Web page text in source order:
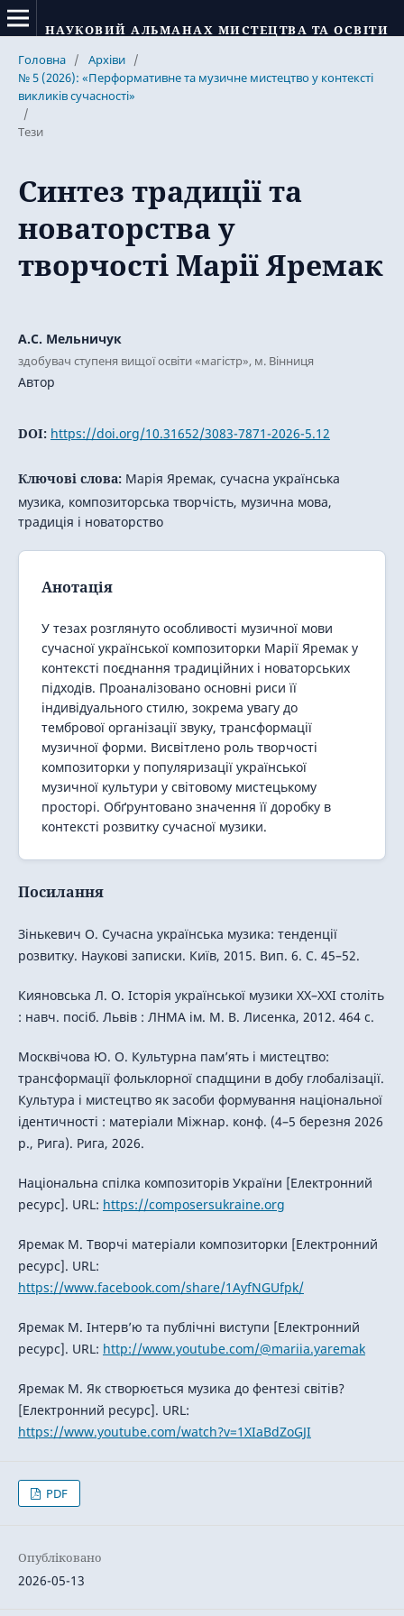
НАУКОВИЙ АЛЬМАНАХ МИСТЕЦТВА ТА ОСВІТИ
Головна / Архіви /
№ 5 (2026): «Перформативне та музичне мистецтво у контексті
викликів сучасності»
/
Тези
Синтез традиції та
новаторства у
творчості Марії Яремак
А.С. Мельничук
здобувач ступеня вищої освіти «магістр», м. Вінниця
Автор
DOI: https://doi.org/10.31652/3083-7871-2026-5.12
Ключові слова: Марія Яремак, сучасна українська
музика, композиторська творчість, музична мова,
традиція і новаторство
Анотація
У тезах розглянуто особливості музичної мови
сучасної української композиторки Марії Яремак у
контексті поєднання традиційних і новаторських
підходів. Проаналізовано основні риси її
індивідуального стилю, зокрема увагу до
тембрової організації звуку, трансформації
музичної форми. Висвітлено роль творчості
композиторки у популяризації української
музичної культури у світовому мистецькому
просторі. Обґрунтовано значення її доробку в
контексті розвитку сучасної музики.
Посилання
Зінькевич О. Сучасна українська музика: тенденції
розвитку. Наукові записки. Київ, 2015. Вип. 6. С. 45–52.
Кияновська Л. О. Історія української музики XX–XXI століть
: навч. посіб. Львів : ЛНМА ім. М. В. Лисенка, 2012. 464 с.
Москвічова Ю. О. Культурна пам’ять і мистецтво:
трансформації фольклорної спадщини в добу глобалізації.
Культура і мистецтво як засоби формування національної
ідентичності : матеріали Міжнар. конф. (4–5 березня 2026
р., Рига). Рига, 2026.
Національна спілка композиторів України [Електронний
ресурс]. URL: https://composersukraine.org
Яремак М. Творчі матеріали композиторки [Електронний
ресурс]. URL:
https://www.facebook.com/share/1AyfNGUfpk/
Яремак М. Інтерв’ю та публічні виступи [Електронний
ресурс]. URL: http://www.youtube.com/@mariia.yaremak
Яремак М. Як створюється музика до фентезі світів?
[Електронний ресурс]. URL:
https://www.youtube.com/watch?v=1XIaBdZoGJI
PDF
Опубліковано
2026-05-13